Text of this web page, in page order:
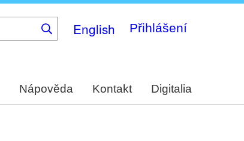
English Přihlášení
Nápověda Kontakt Digitalia